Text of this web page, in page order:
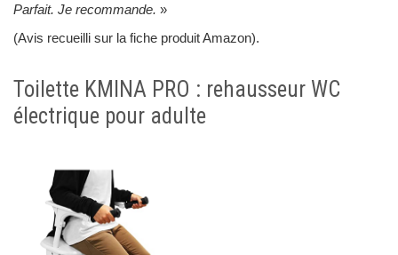
Parfait. Je recommande. »
(Avis recueilli sur la fiche produit Amazon).
Toilette KMINA PRO : rehausseur WC
électrique pour adulte